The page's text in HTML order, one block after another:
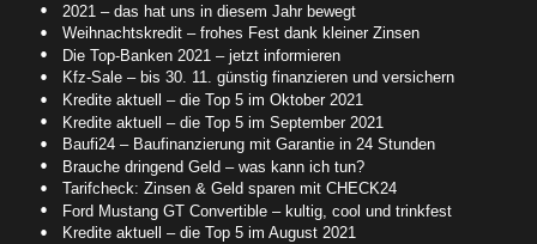
2021 – das hat uns in diesem Jahr bewegt
Weihnachtskredit – frohes Fest dank kleiner Zinsen
Die Top-Banken 2021 – jetzt informieren
Kfz-Sale – bis 30. 11. günstig finanzieren und versichern
Kredite aktuell – die Top 5 im Oktober 2021
Kredite aktuell – die Top 5 im September 2021
Baufi24 – Baufinanzierung mit Garantie in 24 Stunden
Brauche dringend Geld – was kann ich tun?
Tarifcheck: Zinsen & Geld sparen mit CHECK24
Ford Mustang GT Convertible – kultig, cool und trinkfest
Kredite aktuell – die Top 5 im August 2021